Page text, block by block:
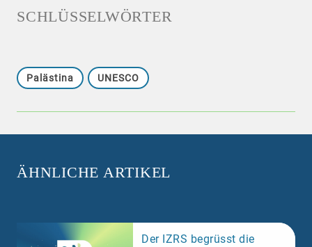
SCHLÜSSELWÖRTER
Palästina UNESCO
ÄHNLICHE ARTIKEL
Der IZRS begrüsst die